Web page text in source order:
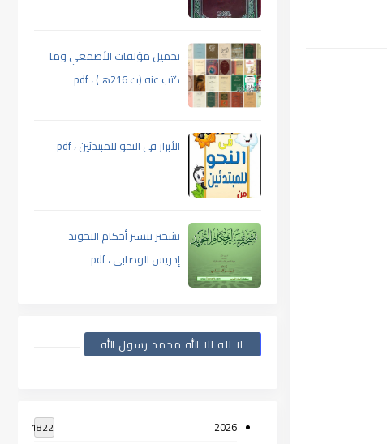
تحميل مؤلفات الأصمعي وما
كتب عنه (ت 216هـ) ، pdf
الأبرار فى النحو للمبتدئين ، pdf
تشجير تيسير أحكام التجويد -
إدريس الوصابى ، pdf
لا اله الا الله محمد رسول الله
2026
1822